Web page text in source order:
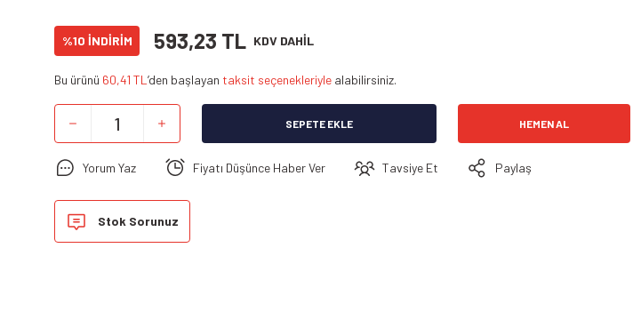
%10 İNDİRİM 593,23 TL KDV DAHİL
Bu ürünü 60,41 TL ’den başlayan taksit seçenekleriyle alabilirsiniz.
SEPETE EKLE HEMEN AL
Yorum Yaz Fiyatı Düşünce Haber Ver Tavsiye Et Paylaş
Stok Sorunuz